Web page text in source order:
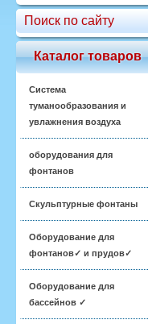
Поиск по сайту
Каталог товаров
Система
туманообразования и
увлажнения воздуха
оборудования для
фонтанов
Скульптурные фонтаны
Оборудование для
фонтанов✓ и прудов✓
Оборудование для
бассейнов ✓